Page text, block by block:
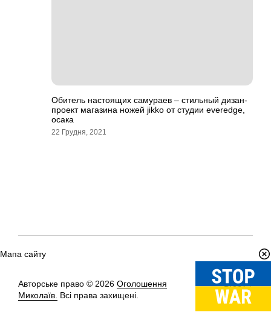
Обитель настоящих самураев – стильный дизан-
проект магазина ножей jikko от студии everedge,
осака
22 Грудня, 2021
Мапа сайту
Авторське право © 2026 Оголошення
Миколаїв. Всі права захищені.
Вгору